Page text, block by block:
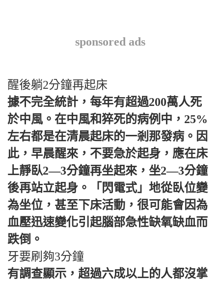
sponsored ads
醒後躺2分鐘再起床
據不完全統計，每年有超過200萬人死
於中風。在中風和猝死的病例中，25%
左右都是在清晨起床的一剎那發病。因
此，早晨醒來，不要急於起身，應在床
上靜臥2—3分鐘再坐起來，坐2—3分鐘
後再站立起身。「閃電式」地從臥位變
為坐位，甚至下床活動，很可能會因為
血壓迅速變化引起腦部急性缺氧缺血而
跌倒。
牙要刷夠3分鐘
有調查顯示，超過六成以上的人都沒掌